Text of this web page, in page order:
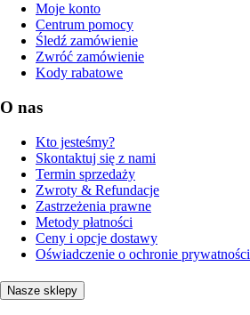
Moje konto
Centrum pomocy
Śledź zamówienie
Zwróć zamówienie
Kody rabatowe
O nas
Kto jesteśmy?
Skontaktuj się z nami
Termin sprzedaży
Zwroty & Refundacje
Zastrzeżenia prawne
Metody płatności
Ceny i opcje dostawy
Oświadczenie o ochronie prywatności
Nasze sklepy